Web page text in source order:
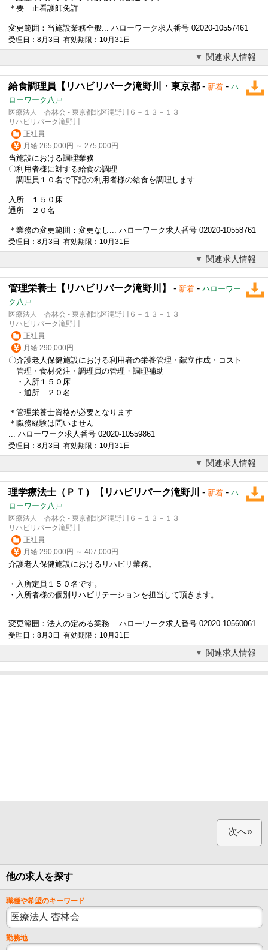
＊要 正看護師免許
変更範囲：当施設業務全般... ハローワーク求人番号 02020-10557461
受理日：8月3日 有効期限：10月31日
関連求人情報
給食調理員【リハビリパーク滝野川・東京都 - 新着 - ハ
ローワーク八戸
医療法人 杏林会 - 東京都北区滝野川６－１３－１３
リハビリパーク滝野川
正社員
月給 265,000円 ～ 275,000円
当施設における調理業務
〇利用者様に対する給食の調理
調理員１０名で下記の利用者様の給食を調理します
入所 １５０床
通所 ２０名
＊業務の変更範囲：変更なし... ハローワーク求人番号 02020-10558761
受理日：8月3日 有効期限：10月31日
関連求人情報
管理栄養士【リハビリパーク滝野川】 - 新着 - ハローワー
ク八戸
医療法人 杏林会 - 東京都北区滝野川６－１３－１３
リハビリパーク滝野川
正社員
月給 290,000円
〇介護老人保健施設における利用者の栄養管理・献立作成・コスト
管理・食材発注・調理員の管理・調理補助
・入所１５０床
・通所 ２０名
＊管理栄養士資格が必要となります
＊職務経験は問いません
... ハローワーク求人番号 02020-10559861
受理日：8月3日 有効期限：10月31日
関連求人情報
理学療法士（ＰＴ）【リハビリパーク滝野川 - 新着 - ハ
ローワーク八戸
医療法人 杏林会 - 東京都北区滝野川６－１３－１３
リハビリパーク滝野川
正社員
月給 290,000円 ～ 407,000円
介護老人保健施設におけるリハビリ業務。
・入所定員１５０名です。
・入所者様の個別リハビリテーションを担当して頂きます。
変更範囲：法人の定める業務... ハローワーク求人番号 02020-10560061
受理日：8月3日 有効期限：10月31日
関連求人情報
次へ»
他の求人を探す
職種や希望のキーワード
勤務地